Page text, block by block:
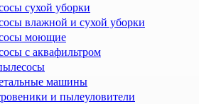
сухой уборки
влажной и сухой уборки
моющие
с аквафильтром
машины
и пылеуловители